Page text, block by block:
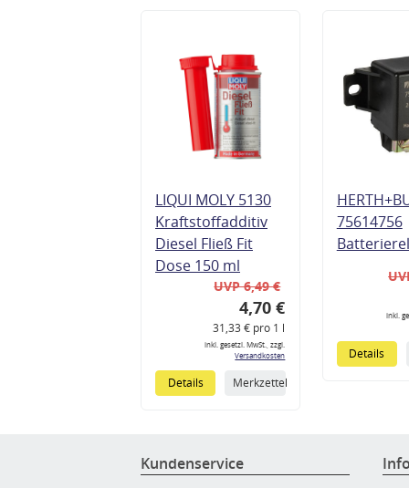
LIQUI MOLY 5130
Kraftstoffadditiv
Diesel Fließ Fit
Dose 150 ml
UVP 6,49 €
4,70 €
31,33 € pro 1 l
inkl. gesetzl. MwSt., zzgl.
Versandkosten
Details Merkzettel
75614756
inkl.
Details
Kundenservice